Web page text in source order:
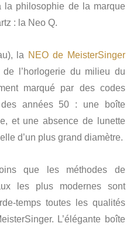
la philosophie de la marque
: la Neo Q.
la NEO de MeisterSinger
l’horlogerie du milieu du
marqué par des codes
années 50 : une boîte
et une absence de lunette
d’un plus grand diamètre.
que les méthodes de
les plus modernes sont
temps toutes les qualités
L’élégante boîte